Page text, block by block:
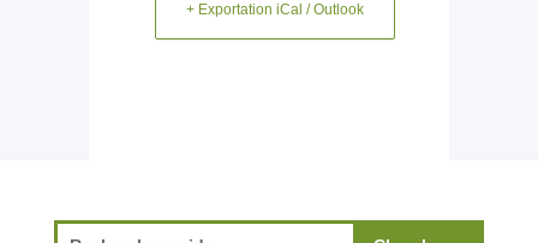
+ Exportation iCal / Outlook